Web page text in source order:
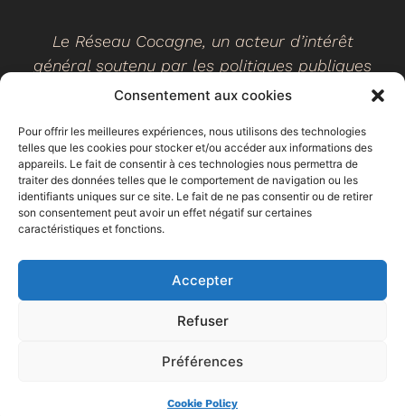
Consentement aux cookies
Pour offrir les meilleures expériences, nous utilisons des technologies
telles que les cookies pour stocker et/ou accéder aux informations des
appareils. Le fait de consentir à ces technologies nous permettra de
traiter des données telles que le comportement de navigation ou les
identifiants uniques sur ce site. Le fait de ne pas consentir ou de retirer
son consentement peut avoir un effet négatif sur certaines
caractéristiques et fonctions.
Accepter
Refuser
Préférences
Cookie Policy
jardin
Le Réseau Cocagne, un acteur d’intérêt
général soutenu par les politiques publiques
©2026- Réseau Cocagne -Site web réalisé par Ethicweb
Mentions légales